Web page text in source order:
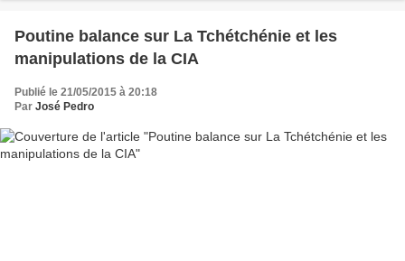
Poutine balance sur La Tchétchénie et les
manipulations de la CIA
Publié le 21/05/2015 à 20:18
Par José Pedro